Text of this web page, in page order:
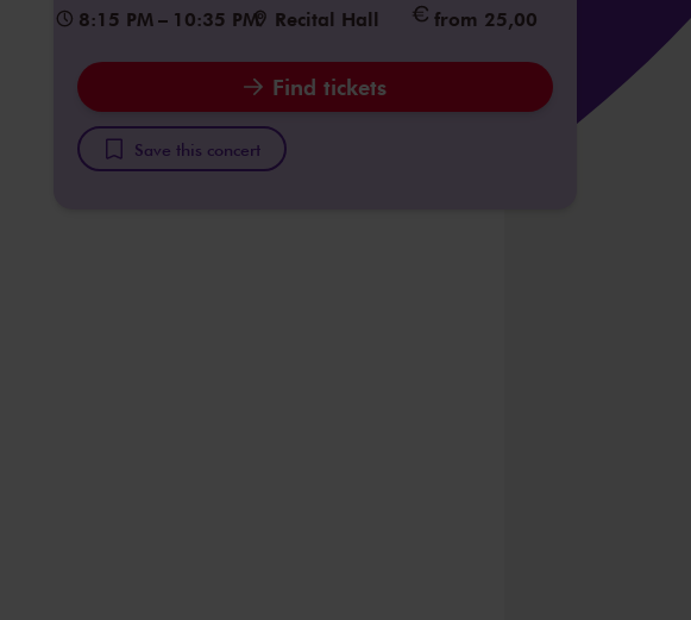
8:15 PM – 10:35 PM Recital Hall from 25,00
Find tickets
Save this concert